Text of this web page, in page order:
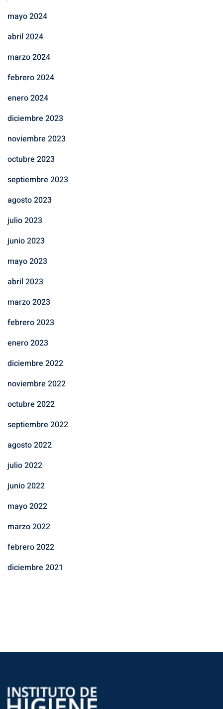
mayo 2024
abril 2024
marzo 2024
febrero 2024
enero 2024
diciembre 2023
noviembre 2023
octubre 2023
septiembre 2023
agosto 2023
julio 2023
junio 2023
mayo 2023
abril 2023
marzo 2023
febrero 2023
enero 2023
diciembre 2022
noviembre 2022
octubre 2022
septiembre 2022
agosto 2022
julio 2022
junio 2022
mayo 2022
marzo 2022
febrero 2022
diciembre 2021